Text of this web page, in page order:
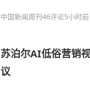
中国新闻周刊46评论5小时前
苏泊尔AI低俗营销
议